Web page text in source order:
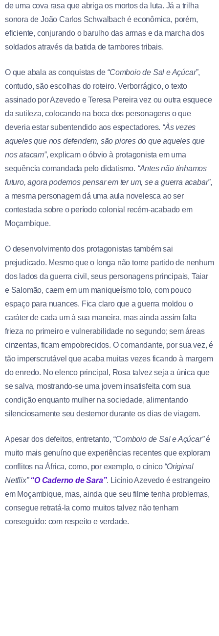
de uma cova rasa que abriga os mortos da luta. Já a trilha
sonora de João Carlos Schwalbach é econômica, porém,
eficiente, conjurando o barulho das armas e da marcha dos
soldados através da batida de tambores tribais.
O que abala as conquistas de “Comboio de Sal e Açúcar”,
contudo, são escolhas do roteiro. Verborrágico, o texto
assinado por Azevedo e Teresa Pereira vez ou outra esquece
da sutileza, colocando na boca dos personagens o que
deveria estar subentendido aos espectadores. “Às vezes
aqueles que nos defendem, são piores do que aqueles que
nos atacam”, explicam o óbvio à protagonista em uma
sequência comandada pelo didatismo. “Antes não tínhamos
futuro, agora podemos pensar em ter um, se a guerra acabar”,
a mesma personagem dá uma aula novelesca ao ser
contestada sobre o período colonial recém-acabado em
Moçambique.
O desenvolvimento dos protagonistas também sai
prejudicado. Mesmo que o longa não tome partido de nenhum
dos lados da guerra civil, seus personagens principais, Taiar
e Salomão, caem em um maniqueísmo tolo, com pouco
espaço para nuances. Fica claro que a guerra moldou o
caráter de cada um à sua maneira, mas ainda assim falta
frieza no primeiro e vulnerabilidade no segundo; sem áreas
cinzentas, ficam empobrecidos. O comandante, por sua vez, é
tão imperscrutável que acaba muitas vezes ficando à margem
do enredo. No elenco principal, Rosa talvez seja a única que
se salva, mostrando-se uma jovem insatisfeita com sua
condição enquanto mulher na sociedade, alimentando
silenciosamente seu destemor durante os dias de viagem.
Apesar dos defeitos, entretanto, “Comboio de Sal e Açúcar”é
muito mais genuíno que experiências recentes que exploram
conflitos na África, como, por exemplo, o cínico “Original
Netflix” “O Caderno de Sara”. Licínio Azevedo é estrangeiro
em Moçambique, mas, ainda que seu filme tenha problemas,
consegue retratá-la como muitos talvez não tenham
conseguido: com respeito e verdade.